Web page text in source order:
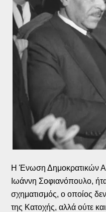
Η Ένωση Δημοκρατικών
Ιωάννη Σοφιανόπουλο,
σχηματισμός, ο οποίος
της Κατοχής, αλλά ούτε